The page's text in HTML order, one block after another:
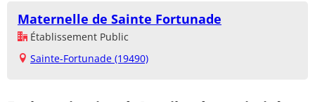
Maternelle de Sainte Fortunade
Établissement Public
Sainte-Fortunade (19490)